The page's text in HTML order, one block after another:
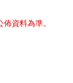
資料為準。